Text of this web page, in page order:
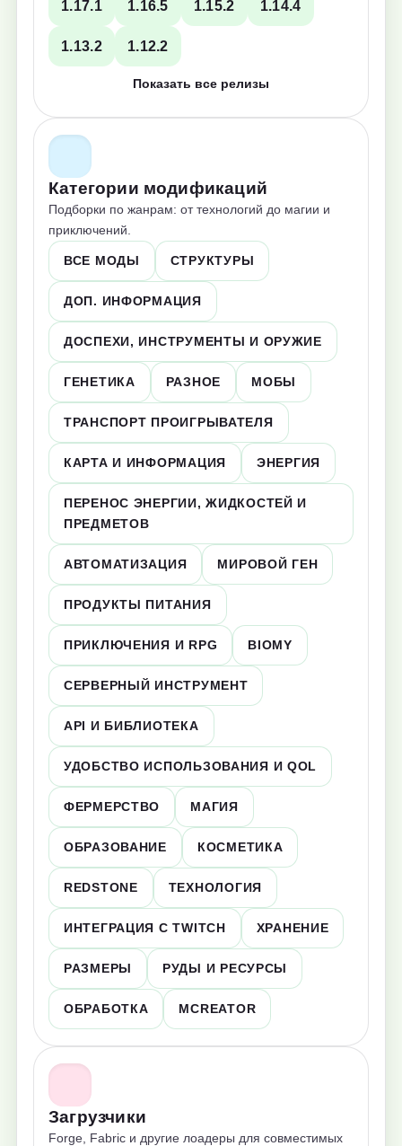
1.17.1 1.16.5 1.15.2 1.14.4
1.13.2 1.12.2
Показать все релизы
Категории модификаций
Подборки по жанрам: от технологий до магии и
приключений.
ВСЕ МОДЫ СТРУКТУРЫ
ДОП. ИНФОРМАЦИЯ
ДОСПЕХИ, ИНСТРУМЕНТЫ И ОРУЖИЕ
ГЕНЕТИКА РАЗНОЕ МОБЫ
ТРАНСПОРТ ПРОИГРЫВАТЕЛЯ
КАРТА И ИНФОРМАЦИЯ ЭНЕРГИЯ
ПЕРЕНОС ЭНЕРГИИ, ЖИДКОСТЕЙ И
ПРЕДМЕТОВ
АВТОМАТИЗАЦИЯ МИРОВОЙ ГЕН
ПРОДУКТЫ ПИТАНИЯ
ПРИКЛЮЧЕНИЯ И RPG BIOMY
СЕРВЕРНЫЙ ИНСТРУМЕНТ
API И БИБЛИОТЕКА
УДОБСТВО ИСПОЛЬЗОВАНИЯ И QOL
ФЕРМЕРСТВО МАГИЯ
ОБРАЗОВАНИЕ КОСМЕТИКА
REDSTONE ТЕХНОЛОГИЯ
ИНТЕГРАЦИЯ С TWITCH ХРАНЕНИЕ
РАЗМЕРЫ РУДЫ И РЕСУРСЫ
ОБРАБОТКА MCREATOR
Загрузчики
Forge, Fabric и другие лоадеры для совместимых